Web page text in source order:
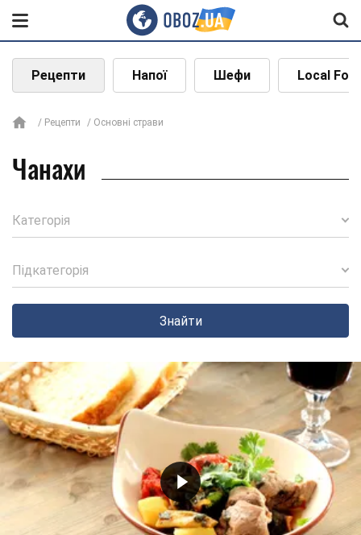
Рецепти Напої Шефи Local
Рецепти Основні страви
Чанахи
Категорія
Підкатегорія
Знайти